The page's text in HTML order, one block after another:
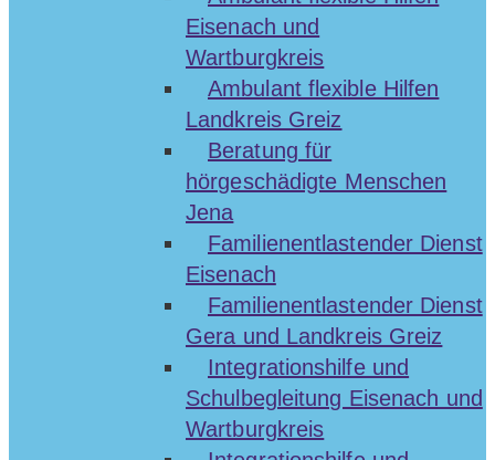
Eisenach und
Wartburgkreis
Ambulant flexible Hilfen
Landkreis Greiz
Beratung für
hörgeschädigte Menschen
Jena
Familienentlastender Dienst
Eisenach
Familienentlastender Dienst
Gera und Landkreis Greiz
Integrationshilfe und
Schulbegleitung Eisenach und
Wartburgkreis